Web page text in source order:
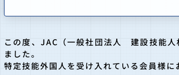
この度、JAC（一般社団法人 建設技能人
ました。
特定技能外国人を受け入れている会員様に